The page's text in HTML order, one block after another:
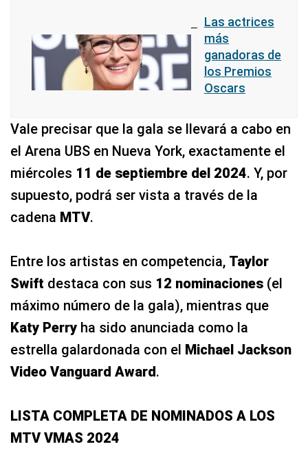
Las actrices
más
ganadoras de
los Premios
Oscars
Vale precisar que la gala se llevará a cabo en
el Arena UBS en Nueva York, exactamente el
miércoles 11 de septiembre del 2024. Y, por
supuesto, podrá ser vista a través de la
cadena MTV.
Entre los artistas en competencia, Taylor
Swift destaca con sus 12 nominaciones (el
máximo número de la gala), mientras que
Katy Perry ha sido anunciada como la
estrella galardonada con el Michael Jackson
Video Vanguard Award.
LISTA COMPLETA DE NOMINADOS A LOS
MTV VMAS 2024